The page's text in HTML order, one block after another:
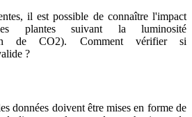
il est possible de connaître l'impact
suivant la luminosité
de CO2). Comment vérifier si
?
données doivent être mises en forme de